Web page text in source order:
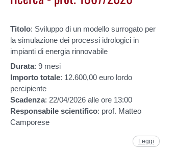
Titolo: Sviluppo di un modello surrogato per
la simulazione dei processi idrologici in
impianti di energia rinnovabile
Durata: 9 mesi
Importo totale: 12.600,00 euro lordo
percipiente
Scadenza: 22/04/2026 alle ore 13:00
Responsabile scientifico: prof. Matteo
Camporese
Leggi